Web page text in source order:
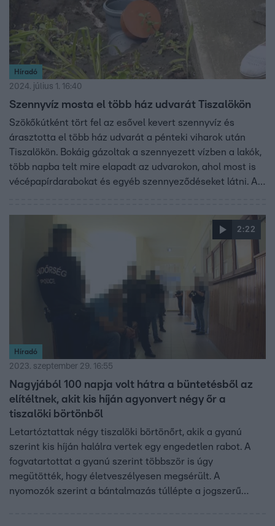
Híradó
2024. július 1. 16:40
Szennyvíz mosta el több ház udvarát Tiszalökön
Szökőkútként tört fel az esővel kevert szennyvíz és
árasztotta el több ház udvarát a pénteki viharok után
Tiszalökön. Bokáig gázoltak a szennyezett vízben a lakók,
több napba telt mire elapadt az udvarokon, ahol most is
vécépapírdarabokat és egyéb szennyeződéseket látni. Az
felszámolni, mert szerintük a heves esőzésekkel ezért
2:22
Híradó
2023. szeptember 29. 16:55
Nagyjából 100 napja volt hátra a büntetésből az
elítéltnek, akit kis híján agyonvert négy őr a
tiszalöki börtönből
Letartóztattak négy tiszalöki börtönőrt, akik a gyanú
szerint kis híján halálra vertek egy engedetlen rabot. A
fogvatartottat a gyanú szerint többször is úgy
megütötték, hogy életveszélyesen megsérült. A
nyomozók szerint a bántalmazás túllépte a jogszerű